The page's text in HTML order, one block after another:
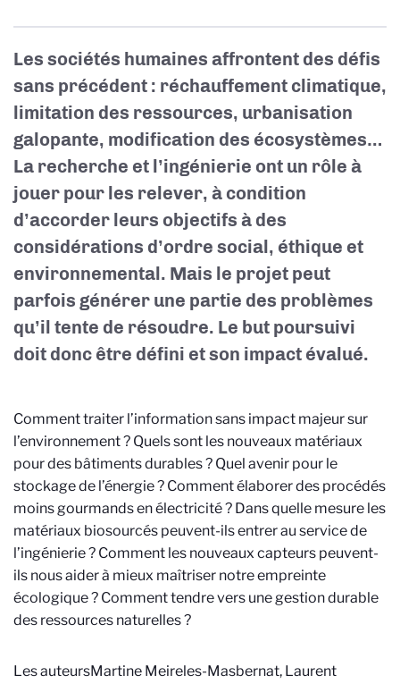
Les sociétés humaines affrontent des défis
sans précédent : réchauffement climatique,
limitation des ressources, urbanisation
galopante, modification des écosystèmes…
La recherche et l’ingénierie ont un rôle à
jouer pour les relever, à condition
d’accorder leurs objectifs à des
considérations d’ordre social, éthique et
environnemental. Mais le projet peut
parfois générer une partie des problèmes
qu’il tente de résoudre. Le but poursuivi
doit donc être défini et son impact évalué.
Comment traiter l’information sans impact majeur sur
l’environnement ? Quels sont les nouveaux matériaux
pour des bâtiments durables ? Quel avenir pour le
stockage de l’énergie ? Comment élaborer des procédés
moins gourmands en électricité ? Dans quelle mesure les
matériaux biosourcés peuvent-ils entrer au service de
l’ingénierie ? Comment les nouveaux capteurs peuvent-
ils nous aider à mieux maîtriser notre empreinte
écologique ? Comment tendre vers une gestion durable
des ressources naturelles ?
Les auteursMartine Meireles-Masbernat, Laurent